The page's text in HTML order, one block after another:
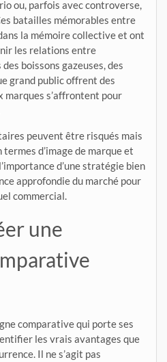
ou, parfois avec controverse,
batailles mémorables entre
la mémoire collective et ont
les relations entre
boissons gazeuses, des
grand public offrent des
marques s’affrontent pour
peuvent être risqués mais
d’image de marque et
d’une stratégie bien
approfondie du marché pour
commercial.
une
comparative qui porte ses
les vrais avantages que
Il ne s’agit pas